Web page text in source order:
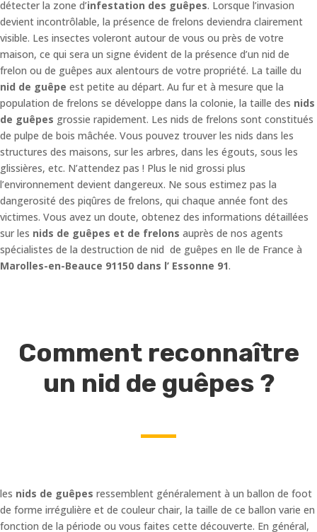
détecter la zone d’infestation des guêpes. Lorsque l’invasion
devient incontrôlable, la présence de frelons deviendra clairement
visible. Les insectes voleront autour de vous ou près de votre
maison, ce qui sera un signe évident de la présence d’un nid de
frelon ou de guêpes aux alentours de votre propriété. La taille du
nid de guêpe est petite au départ. Au fur et à mesure que la
population de frelons se développe dans la colonie, la taille des nids
de guêpes grossie rapidement. Les nids de frelons sont constitués
de pulpe de bois mâchée. Vous pouvez trouver les nids dans les
structures des maisons, sur les arbres, dans les égouts, sous les
glissières, etc. N’attendez pas ! Plus le nid grossi plus
l’environnement devient dangereux. Ne sous estimez pas la
dangerosité des piqûres de frelons, qui chaque année font des
victimes. Vous avez un doute, obtenez des informations détaillées
sur les nids de guêpes et de frelons auprès de nos agents
spécialistes de la destruction de nid de guêpes en Ile de France à
Marolles-en-Beauce 91150 dans l’ Essonne 91.
Comment reconnaître
un nid de guêpes ?
les nids de guêpes ressemblent généralement à un ballon de foot
de forme irrégulière et de couleur chair, la taille de ce ballon varie en
fonction de la période ou vous faites cette découverte. En général,